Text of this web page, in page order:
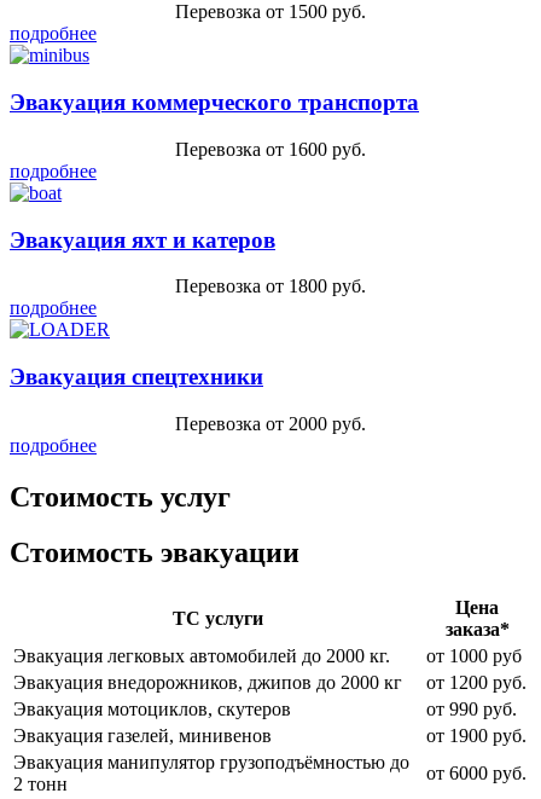
Перевозка от 1500 руб.
подробнее
Эвакуация коммерческого транспорта
Перевозка от 1600 руб.
подробнее
Эвакуация яхт и катеров
Перевозка от 1800 руб.
подробнее
Эвакуация спецтехники
Перевозка от 2000 руб.
подробнее
Стоимость услуг
Стоимость эвакуации
ТС услуги
Цена
заказа*
Эвакуация легковых автомобилей до 2000 кг.
от 1000 руб
Эвакуация внедорожников, джипов до 2000 кг
от 1200 руб.
Эвакуация мотоциклов, скутеров
от 990 руб.
Эвакуация газелей, минивенов
от 1900 руб.
Эвакуация манипулятор грузоподъёмностью до
2 тонн
от 6000 руб.